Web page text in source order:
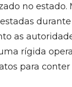
no estado.
durante
as
rígida
para conter